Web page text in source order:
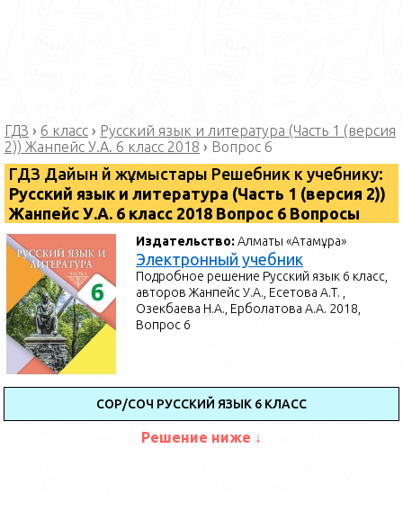
ГДЗ › 6 класс › Русский язык и литература (Часть 1 (версия
2)) Жанпейс У.А. 6 класс 2018 › Вопрос 6
ГДЗ Дайын үй жұмыстары Решебник к учебнику:
Русский язык и литература (Часть 1 (версия 2))
Жанпейс У.А. 6 класс 2018 Вопрос 6 Вопросы
Издательство:Алматы «Атамұра»
Электронный учебник
Подробное решение Русский язык 6 класс,
авторов Жанпейс У.А., Есетова А.Т. ,
Озекбаева Н.А., Ерболатова А.А. 2018,
Вопрос 6
СОР/СОЧ РУССКИЙ ЯЗЫК 6 КЛАСС
Решение ниже ↓